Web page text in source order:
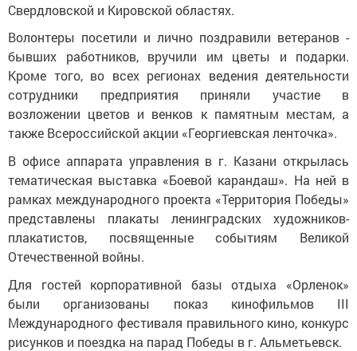
Свердловской и Кировской областях.
Волонтеры посетили и лично поздравили ветеранов -
бывших работников, вручили им цветы и подарки.
Кроме того, во всех регионах ведения деятельности
сотрудники предприятия приняли участие в
возложении цветов и венков к памятным местам, а
также Всероссийской акции «Георгиевская ленточка».
В офисе аппарата управления в г. Казани открылась
тематическая выставка «Боевой карандаш». На ней в
рамках международного проекта «Территория Победы»
представлены плакаты ленинградских художников-
плакатистов, посвященные событиям Великой
Отечественной войны.
Для гостей корпоративной базы отдыха «Орленок»
были организованы показ кинофильмов III
Международного фестиваля правильного кино, конкурс
рисунков и поездка на парад Победы в г. Альметьевск.